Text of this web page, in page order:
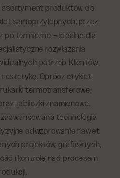
asortyment produktów do
samoprzylepnych, przez
po termiczne – idealne dla
rozwiązania
potrzeb Klientów
i estetykę. Oprócz etykiet
termotransferowe,
tabliczki znamionowe.
technologia
odwzorowanie nawet
projektów graficznych,
i kontrolę nad procesem